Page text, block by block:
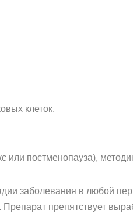
клеток.
или постменопауза),
заболевания в любой
препятствует